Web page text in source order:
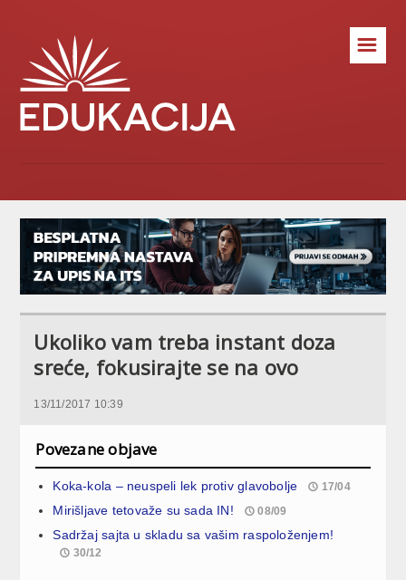
☰
Ukoliko vam treba instant doza
sreće, fokusirajte se na ovo
13/11/2017 10:39
Povezane objave
Koka-kola – neuspeli lek protiv glavobolje 17/04
Mirišljave tetovaže su sada IN! 08/09
Sadržaj sajta u skladu sa vašim raspoloženjem!
30/12